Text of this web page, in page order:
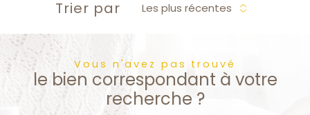
Trier par Les plus récentes
Vous n'avez pas trouvé
le bien correspondant à votre
recherche ?